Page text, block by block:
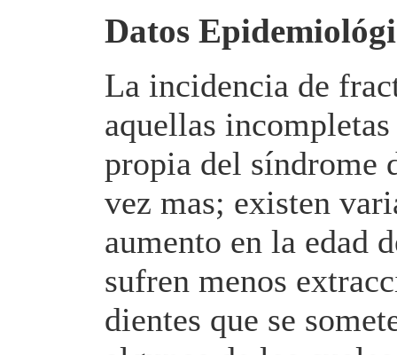
Datos
La incidencia de
aquellas
propia del síndrome
vez mas; existen
aumento en la edad
sufren menos
dientes que se